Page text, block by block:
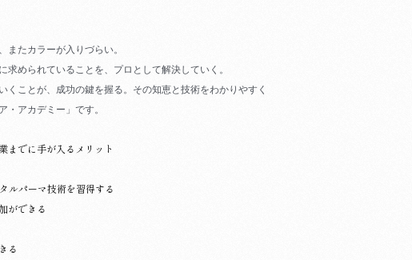
またカラ ーが入りづらい。
求められていることを、プロとして解決していく。
くことが、成功の鍵を握る。その知恵と技術をわかりやすく
・アカデミー」です。
までに手が入 るメリット
ルパーマ技術を習得する
ができる
る